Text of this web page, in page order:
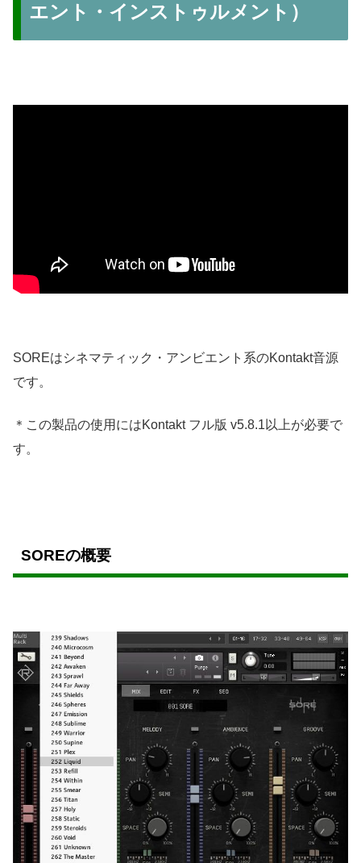
エント・インストゥルメント）
SOREはシネマティック・アンビエント系のKontakt音源
です。
＊この製品の使用にはKontakt フル版 v5.8.1以上が必要で
す。
SOREの概要